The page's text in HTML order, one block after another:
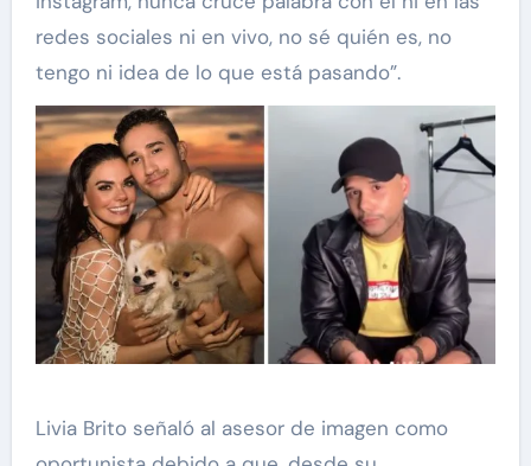
redes sociales ni en vivo, no sé quién es, no
tengo ni idea de lo que está pasando”.
Livia Brito señaló al asesor de imagen como